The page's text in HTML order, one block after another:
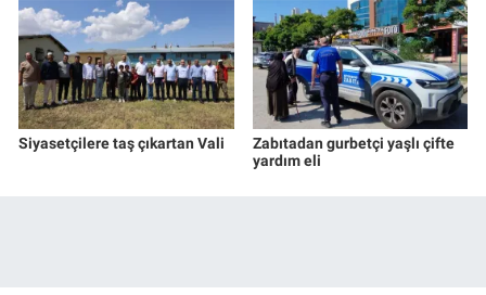
Siyasetçilere taş çıkartan Vali
Zabıtadan gurbetçi yaşlı çifte
yardım eli